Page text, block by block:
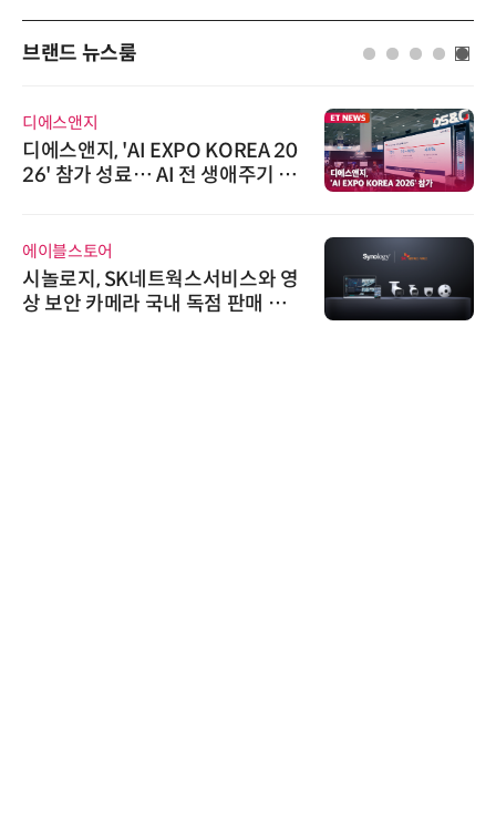
브랜드 뉴스룸
씨앤에프시스템, 오웬스그룹과 공
공 ERP·DX 사업 협력
위고페어, 서울AI허브 '2026 AI 전
환(AX) 지원사업' 컨소시엄 선정